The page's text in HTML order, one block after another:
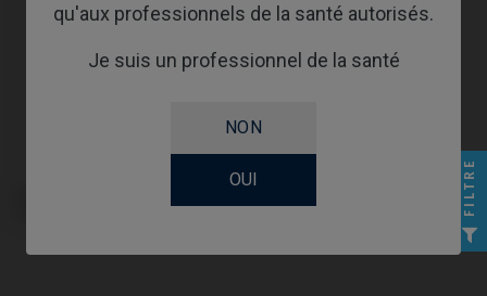
qu'aux professionnels de la santé autorisés.
Je suis un professionnel de la santé
NON
OUI FILTRE